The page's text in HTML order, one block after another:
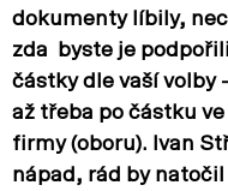
dokumenty líbily,
zda byste je
částky dle vaší volby
až třeba po částku
firmy (oboru). Ivan
nápad, rád by